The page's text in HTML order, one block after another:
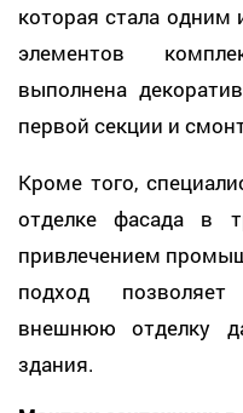
которая стала одним
элементов
выполнена
первой секции и
Кроме того,
отделке фасада в
привлечением
подход
внешнюю отделку
здания.